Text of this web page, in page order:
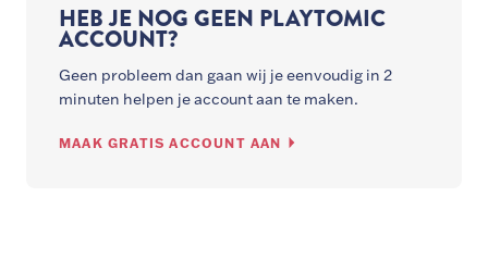
HEB JE NOG GEEN PLAYTOMIC
ACCOUNT?
Geen probleem dan gaan wij je eenvoudig in 2
minuten helpen je account aan te maken.
MAAK GRATIS ACCOUNT AAN